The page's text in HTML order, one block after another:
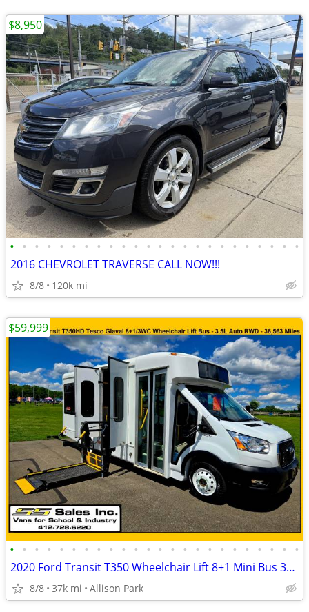
• • • • • • • • • • • • • • • • • • • • • • • •
2016 CHEVROLET TRAVERSE CALL NOW!!!
8/8 120k mi
$8,950
• • • • • • • • • • • • • • • • • • • • • • • •
2020 Ford Transit T350 Wheelchair Lift 8+1 Mini Bus 36,563 Miles
8/8 37k mi Allison Park
$59,999